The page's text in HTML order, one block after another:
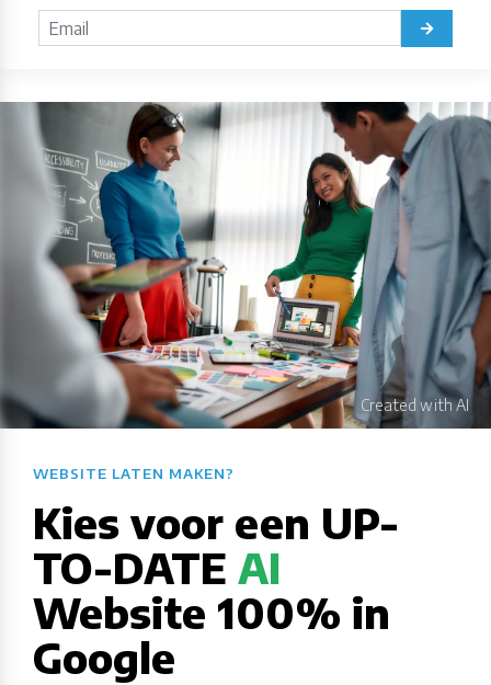
WEBSITE LATEN MAKEN?​​​​​​​​​​​​​​
Kies voor een UP-
TO-DATE AI
Website 100% in
Google